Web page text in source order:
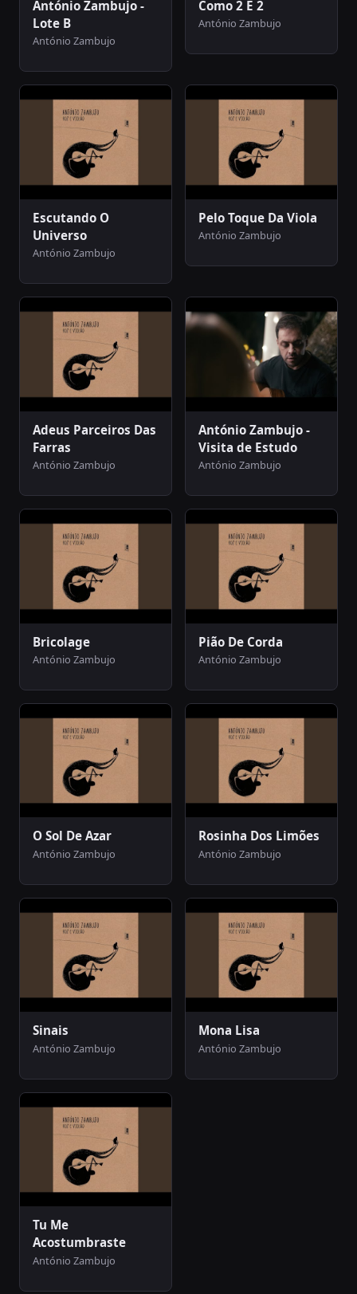
António Zambujo -
Lote B
António Zambujo
Como 2 E 2
António Zambujo
Escutando O
Universo
António Zambujo
Pelo Toque Da Viola
António Zambujo
Adeus Parceiros Das
Farras
António Zambujo
António Zambujo -
Visita de Estudo
António Zambujo
Bricolage
António Zambujo
Pião De Corda
António Zambujo
O Sol De Azar
António Zambujo
Rosinha Dos Limões
António Zambujo
Sinais
António Zambujo
Mona Lisa
António Zambujo
Tu Me
Acostumbraste
António Zambujo